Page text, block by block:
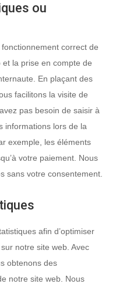
ou
correct de
la prise en compte de
En plaçant des
facilitons la visite de
pas besoin de saisir à
informations lors de la
exemple, les éléments
votre paiement. Nous
sans votre consentement.
afin d’optimiser
notre site web. Avec
obtenons des
notre site web. Nous